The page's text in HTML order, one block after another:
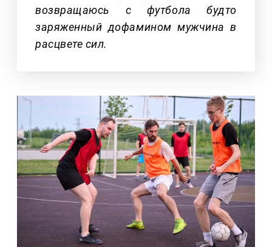
возвращаюсь с футбола будто
заряженный дофамином мужчина в
расцвете сил.